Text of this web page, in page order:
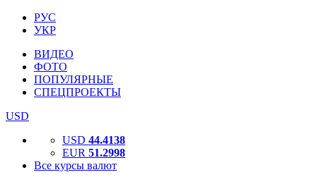
РУС
УКР
ВИДЕО
ФОТО
ПОПУЛЯРНЫЕ
СПЕЦПРОЕКТЫ
USD
USD 44.4138
EUR 51.2998
Все курсы валют